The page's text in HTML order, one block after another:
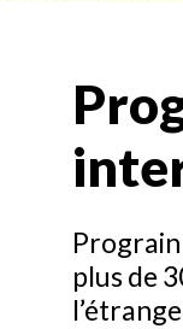
Prograin
plus de